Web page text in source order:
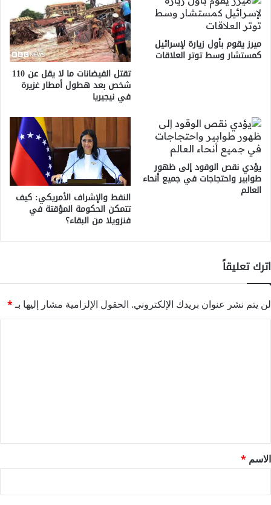
ميرز يقوم بأول زيارة لإسرائيل
كمستشار وسط توتر العلاقات
تقتل الفيضانات ما لا يقل عن 110
شخص بعد هطول أمطار غزيرة
في نيجيريا
يؤدي نقص الوقود إلى ظهور
طوابير واحتجاجات في جميع أنحاء
العالم النفط والإشراف الأمريكي: كيف
تتمكن الحكومة المؤقتة في
فنزويلا من البقاء؟
اترك تعليقاً
لن يتم نشر عنوان بريدك الإلكتروني. الحقول الإلزامية مشار إليها بـ*
*
الاسم *